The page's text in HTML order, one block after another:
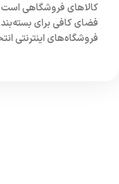
کالاهای فروشگاهی
فضای کافی برای
فروشگاه‌های اینترنتی